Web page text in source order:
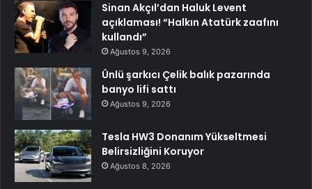
Sinan Akçıl’dan Haluk Levent
açıklaması! “Halkın Atatürk zaafını
kullandı”
Ağustos 9, 2026
Ünlü şarkıcı Çelik balık pazarında
banyo lifi sattı
Ağustos 9, 2026
Tesla HW3 Donanım Yükseltmesi
Belirsizliğini Koruyor
Ağustos 8, 2026